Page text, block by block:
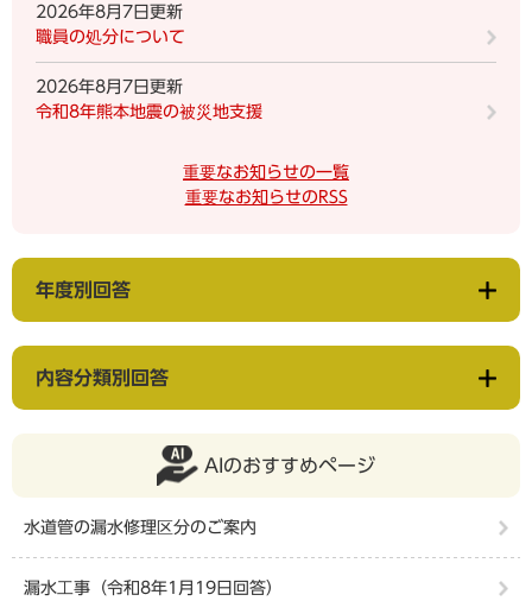
2026年8月7日更新
職員の処分について
2026年8月7日更新
令和8年熊本地震の被災地支援
重要なお知らせの一覧
重要なお知らせのRSS
年度別回答
内容分類別回答
AIのおすすめページ
水道管の漏水修理区分のご案内
漏水工事（令和8年1月19日回答）